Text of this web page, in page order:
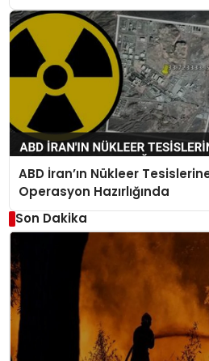
ABD İran’ın Nükleer
Operasyon Hazırlığında
Son Dakika